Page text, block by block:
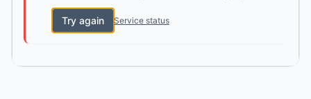
Try again Service status